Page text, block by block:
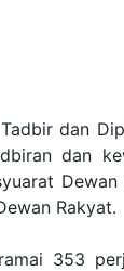
dan
dan
Dewan
Rakyat.
353